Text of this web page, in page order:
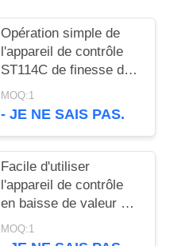
Opération simple de
l'appareil de contrôle
ST114C de finesse de
poudre d'inspection de
grain et d'huile
MOQ:1
- JE NE SAIS PAS.
Facile d'utiliser
l'appareil de contrôle
en baisse de valeur de
grain pour la farine de
blé et la farine ST006
MOQ:1